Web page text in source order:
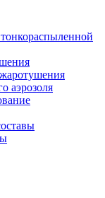
аэрозоля